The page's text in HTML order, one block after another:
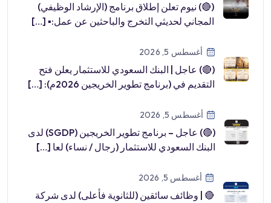
(🔴) نيوم تعلن إطلاق برنامج (الإرشاد الوظيفي)
المجاني لحديثي التخرج والباحثين عن عمل:▪ […]
أغسطس 5, 2026
(🔴) عاجل | البنك السعودي للاستثمار يعلن فتح
التقديم في (برنامج تطوير الخريجين 2026م): […]
أغسطس 5, 2026
(🔴) عاجل – برنامج تطوير الخريجين (SGDP) لدى
البنك السعودي للاستثمار (رجال / نساء) لعا […]
أغسطس 5, 2026
🔴 | وظائف سائقين (للثانوية فأعلى) لدى شركة